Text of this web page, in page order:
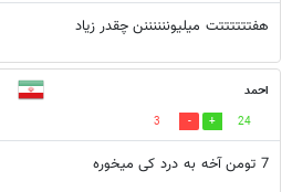
هفتتتتتتت میلیوننننننن چقدر زیاد
احمد
24
3
7 تومن آخه به درد کی میخوره